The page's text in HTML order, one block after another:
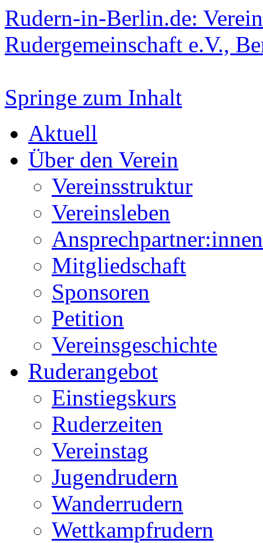
Rudern-in-Berlin.de:
Rudergemeinschaft e.V.,
Springe zum Inhalt
Aktuell
Über den Verein
Vereinsstruktur
Vereinsleben
Ansprechpartner:innen
Mitgliedschaft
Sponsoren
Petition
Vereinsgeschichte
Ruderangebot
Einstiegskurs
Ruderzeiten
Vereinstag
Jugendrudern
Wanderrudern
Wettkampfrudern